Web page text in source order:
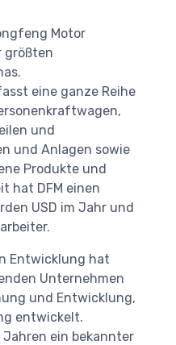
Motor
größten
eine ganze Reihe
und
und Anlagen sowie
Produkte und
hat DFM einen
USD im Jahr und
Entwicklung hat
Unternehmen
und Entwicklung,
entwickelt.
ein bekannter